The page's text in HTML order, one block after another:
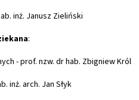
inż. Janusz Zieliński
:
- prof. nzw. dr hab. Zbigniew Król
inż. arch. Jan Słyk